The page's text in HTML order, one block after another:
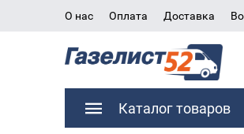
О нас Оплата Доставка
Каталог товаров